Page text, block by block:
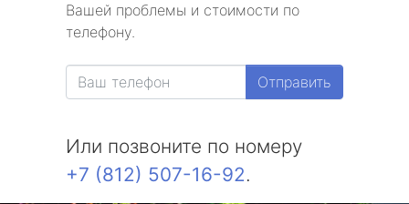
Вашей проблемы и стоимости по
телефону.
Отправить
Или позвоните по номеру
+7 (812) 507-16-92.